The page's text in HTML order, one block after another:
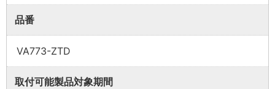
品番
VA773-ZTD
取付可能製品対象期間
ない商品をご購入ください。